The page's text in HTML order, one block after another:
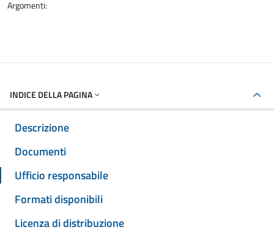
Argomenti:
INDICE DELLA PAGINA
Descrizione
Documenti
Ufficio responsabile
Formati disponibili
Licenza di distribuzione